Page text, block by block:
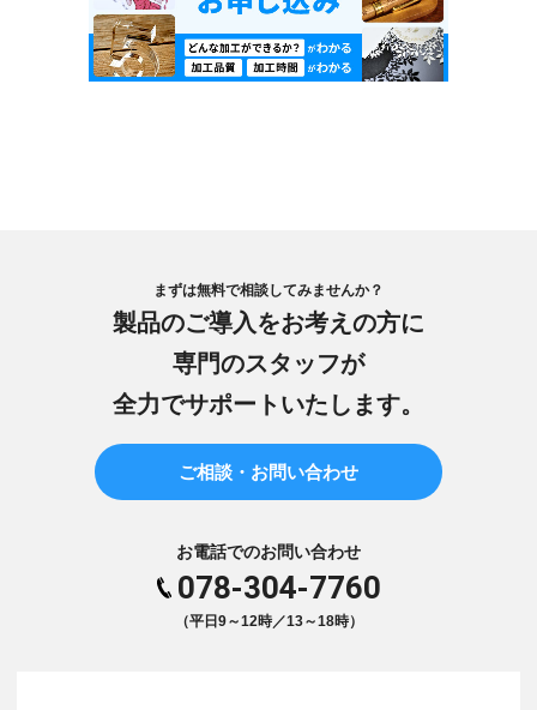
まずは無料で相談してみませんか？
製品のご導入をお考えの方に
専門のスタッフが
全力でサポートいたします。
ご相談・お問い合わせ
お電話でのお問い合わせ
078-304-7760
（平日9～12時／13～18時）